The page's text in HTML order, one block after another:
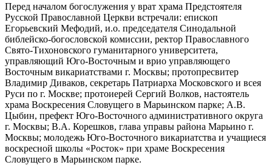
Перед началом богослужения у врат храма Предстоятеля
Русской Православной Церкви встречали: епископ
Егорьевский Мефодий, и.о. председателя Синодальной
библейско-богословской комиссии, ректор Православного
Свято-Тихоновского гуманитарного университета,
управляющий Юго-Восточным и врио управляющего
Восточным викариатствами г. Москвы; протопресвитер
Владимир Диваков, секретарь Патриарха Московского и всея
Руси по г. Москве; протоиерей Сергий Волков, настоятель
храма Воскресения Словущего в Марьинском парке; А.В.
Цыбин, префект Юго-Восточного административного округа
г. Москвы; В.А. Корешков, глава управы района Марьино г.
Москвы; молодежь Юго-Восточного викариатства и учащиеся
воскресной школы «Росток» при храме Воскресения
Словущего в Марьинском парке.